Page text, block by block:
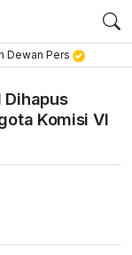
Dewan Pers
Dihapus
Komisi VI